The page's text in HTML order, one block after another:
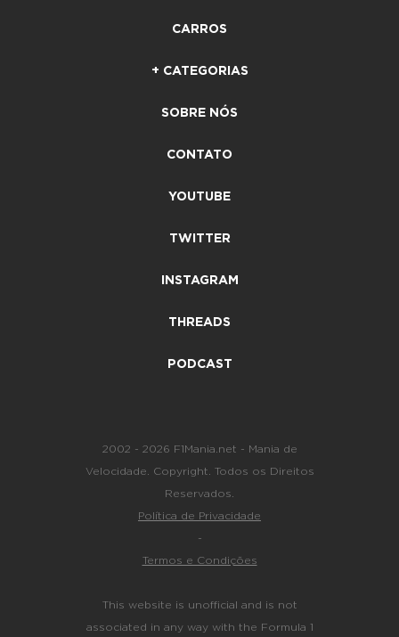
CARROS
+ CATEGORIAS
SOBRE NÓS
CONTATO
YOUTUBE
TWITTER
INSTAGRAM
THREADS
PODCAST
2002 - 2026 F1Mania.net - Mania de
Velocidade. Copyright. Todos os Direitos
Reservados.
Política de Privacidade
-
Termos e Condições
This website is unofficial and is not
associated in any way with the Formula 1